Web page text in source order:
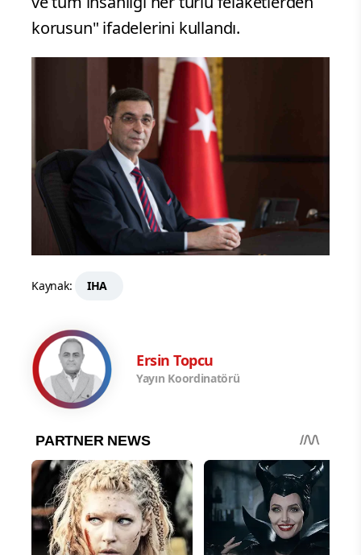
korusun" ifadelerini kullandı.
Kaynak: IHA
Ersin Topcu
Yayın Koordinatörü